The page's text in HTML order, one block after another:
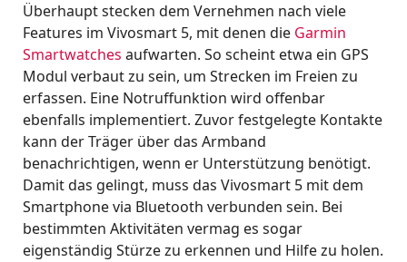
Überhaupt stecken dem Vernehmen nach viele
Features im Vivosmart 5, mit denen die Garmin
Smartwatches aufwarten. So scheint etwa ein GPS
Modul verbaut zu sein, um Strecken im Freien zu
erfassen. Eine Notruffunktion wird offenbar
ebenfalls implementiert. Zuvor festgelegte Kontakte
kann der Träger über das Armband
benachrichtigen, wenn er Unterstützung benötigt.
Damit das gelingt, muss das Vivosmart 5 mit dem
Smartphone via Bluetooth verbunden sein. Bei
bestimmten Aktivitäten vermag es sogar
eigenständig Stürze zu erkennen und Hilfe zu holen.